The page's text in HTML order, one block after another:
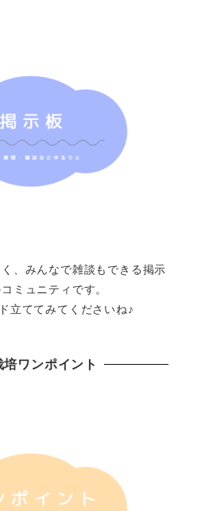
、みんなで雑談もできる掲示
ミュニティです。
立ててみてくださいね♪
ワンポイント